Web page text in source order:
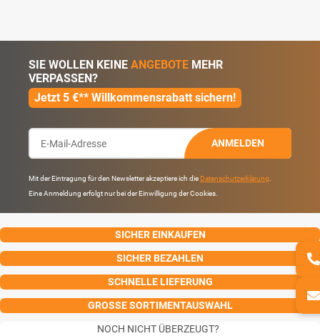
SIE WOLLEN KEINE ANGEBOTE MEHR
VERPASSEN?
Jetzt 5 €** Willkommensrabatt sichern!
ANMELDEN
Mit der Eintragung für den Newsletter akzeptiere ich die Datenschutzerklärung
Eine Anmeldung erfolgt nur bei der Einwilligung der Cookies.
SICHER EINKAUFEN
SICHER BEZAHLEN
SCHNELLE LIEFERUNG
GROSSE SORTIMENTAUSWAHL
NOCH NICHT ÜBERZEUGT?